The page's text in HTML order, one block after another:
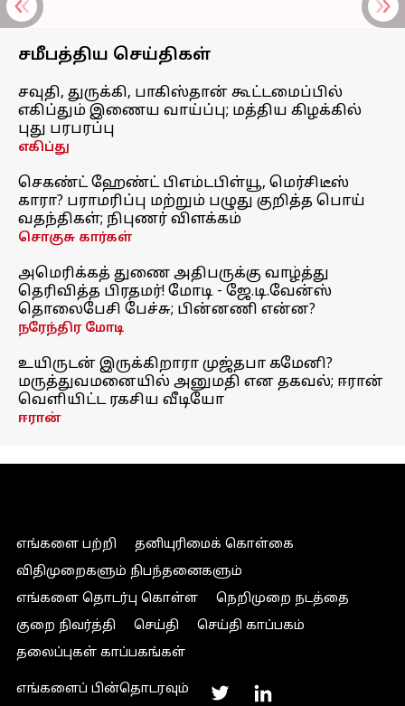
சமீபத்திய செய்திகள்
சவுதி, துருக்கி, பாகிஸ்தான் கூட்டமைப்பில்
எகிப்தும் இணைய வாய்ப்பு; மத்திய கிழக்கில்
புது பரபரப்பு
எகிப்து
செகண்ட் ஹேண்ட் பிஎம்டபிள்யூ, மெர்சிடீஸ்
காரா? பராமரிப்பு மற்றும் பழுது குறித்த பொய்
வதந்திகள்; நிபுணர் விளக்கம்
சொகுசு கார்கள்
அமெரிக்கத் துணை அதிபருக்கு வாழ்த்து
தெரிவித்த பிரதமர்! மோடி - ஜே.டி.வேன்ஸ்
தொலைபேசி பேச்சு; பின்னணி என்ன?
நரேந்திர மோடி
உயிருடன் இருக்கிறாரா முஜ்தபா கமேனி?
மருத்துவமனையில் அனுமதி என தகவல்; ஈரான்
வெளியிட்ட ரகசிய வீடியோ
ஈரான்
எங்களை பற்றி
தனியுரிமைக் கொள்கை
விதிமுறைகளும் நிபந்தனைகளும்
எங்களை தொடர்பு கொள்ள
நெறிமுறை நடத்தை
குறை நிவர்த்தி
செய்தி
செய்தி காப்பகம்
தலைப்புகள் காப்பகங்கள்
எங்களைப் பின்தொடரவும்